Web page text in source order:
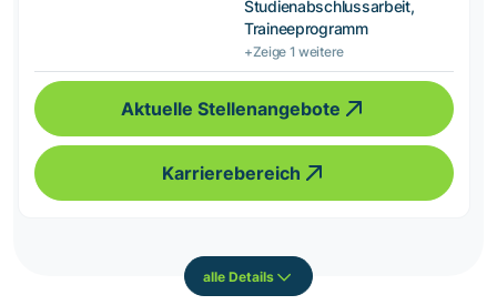
Studienabschlussarbeit,
Traineeprogramm
+Zeige 1 weitere
Aktuelle Stellenangebote
Karrierebereich
alle Details